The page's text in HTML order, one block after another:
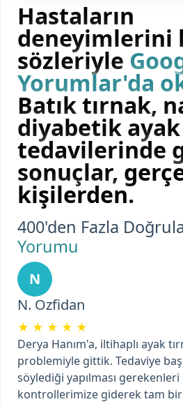
Hastaların
deneyimlerini
sözleriyle
Yorumlar'da
Batık tırnak,
diyabetik ayak
tedavilerinde
sonuçlar,
kişilerden.
400'den Fazla
Yorumu
N
N. Ozfidan
★ ★ ★ ★ ★
Derya Hanım'a, iltihaplı ayak
problemiyle gittik. Tedaviye
söylediği yapılması
kontrollerimize giderek tam bir